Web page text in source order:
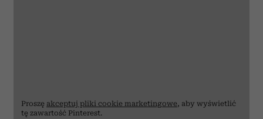
Proszę akceptuj pliki cookie marketingowe, aby wyświetlić
tę zawartość Pinterest.